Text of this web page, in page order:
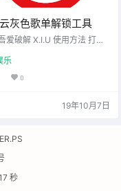
灰色歌单解锁工具
爱破解 X.I.U 使用方法 打开
.exe”应用程序； 默认状态
击启用即可（根据不同客户
按照图示设置参数； 点击“确
乐
0
19年10月7日
秒